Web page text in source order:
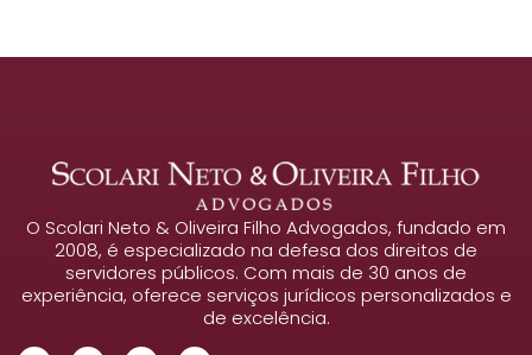
O Scolari Neto & Oliveira Filho Advogados, fundado em
2008, é especializado na defesa dos direitos de
servidores públicos. Com mais de 30 anos de
experiência, oferece serviços jurídicos personalizados e
de excelência.